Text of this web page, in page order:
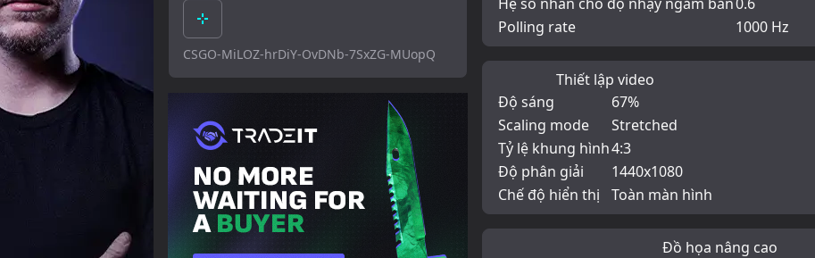
CSGO-MiLOZ-hrDiY-OvDNb-7SxZG-MUopQ
Polling rate
1000 Hz
Thiết lập video
Độ sáng
67%
Scaling mode
Stretched
Tỷ lệ khung hình4:3
Độ phân giải
1440x1080
Chế độ hiển thị
Toàn màn hình
Đồ họa nâng cao